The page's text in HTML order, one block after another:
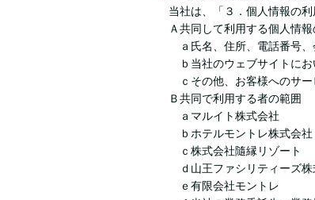
当社は、「３．個人情報の
Ａ共同して利用する個人情報
ａ氏名、住所、電話番号、
ｂ当社のウェブサイトにお
ｃその他、お客様へのサー
Ｂ共同で利用する者の範囲
ａマルイト株式会社
ｂホテルモントレ株式会社
ｃ株式会社隨縁リゾート
ｄ山王ファシリティーズ株
ｅ有限会社モントレ